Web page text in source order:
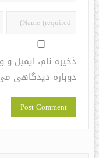
ذخیره نام، ایمیل
دوباره دیدگاهی